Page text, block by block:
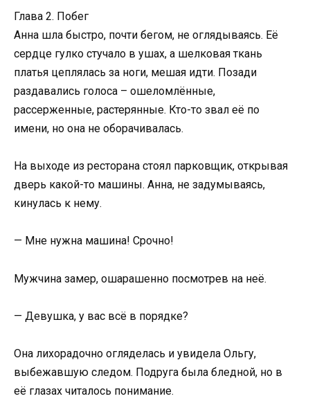
Глава 2. Побег
Анна шла быстро, почти бегом, не оглядываясь. Её
сердце гулко стучало в ушах, а шелковая ткань
платья цеплялась за ноги, мешая идти. Позади
раздавались голоса – ошеломлённые,
рассерженные, растерянные. Кто-то звал её по
имени, но она не оборачивалась.
На выходе из ресторана стоял парковщик, открывая
дверь какой-то машины. Анна, не задумываясь,
кинулась к нему.
— Мне нужна машина! Срочно!
Мужчина замер, ошарашенно посмотрев на неё.
— Девушка, у вас всё в порядке?
Она лихорадочно огляделась и увидела Ольгу,
выбежавшую следом. Подруга была бледной, но в
её глазах читалось понимание.